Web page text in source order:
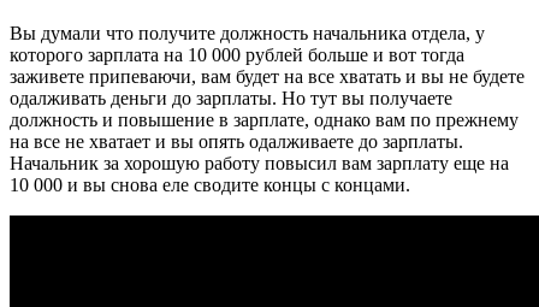
Вы думали что получите должность начальника отдела, у
которого зарплата на 10 000 рублей больше и вот тогда
заживете припеваючи, вам будет на все хватать и вы не будете
одалживать деньги до зарплаты. Но тут вы получаете
должность и повышение в зарплате, однако вам по прежнему
на все не хватает и вы опять одалживаете до зарплаты.
Начальник за хорошую работу повысил вам зарплату еще на
10 000 и вы снова еле сводите концы с концами.